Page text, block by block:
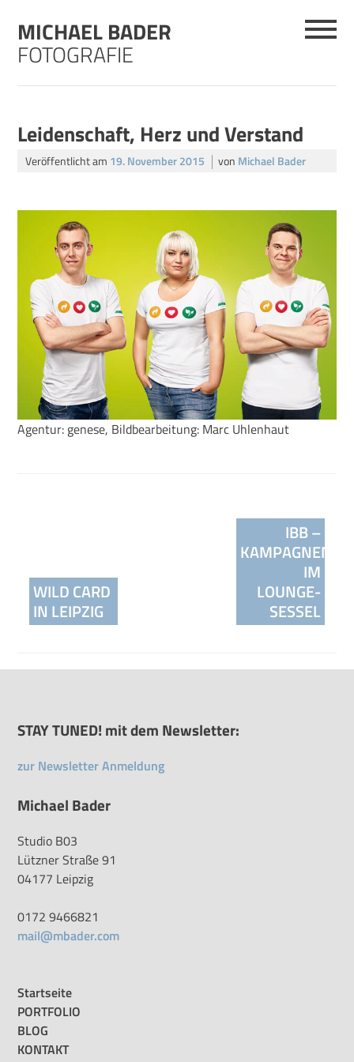
contentMICHAEL BADER
FOTOGRAFIE
Leidenschaft, Herz und Verstand
Veröffentlicht am 19. November 2015 von Michael Bader
Agentur: genese, Bildbearbeitung: Marc Uhlenhaut
WILD CARD
IN LEIPZIG
IBB –
IM
LOUNGE-
SESSEL
STAY TUNED! mit dem Newsletter:
zur Newsletter Anmeldung
Michael Bader
Studio B03
Lützner Straße 91
04177 Leipzig
0172 9466821
mail@mbader.com
Startseite
PORTFOLIO
BLOG
KONTAKT